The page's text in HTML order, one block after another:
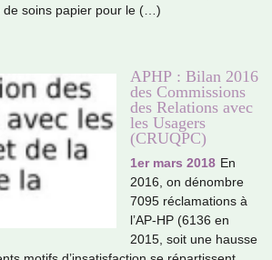
de soins papier pour le (…)
APHP : Bilan 2016
des Commissions
des Relations avec
les Usagers
(CRUQPC)
1er mars 2018 En
2016, on dénom­bre
7095 récla­ma­tions à
l’AP-HP (6136 en
2015, soit une hausse